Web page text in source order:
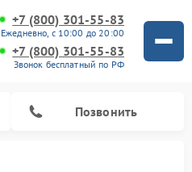
+7 (800) 301-55-83
Ежедневно, с 10:00 до 20:00
+7 (800) 301-55-83
Звонок бесплатный по РФ
Позвонить